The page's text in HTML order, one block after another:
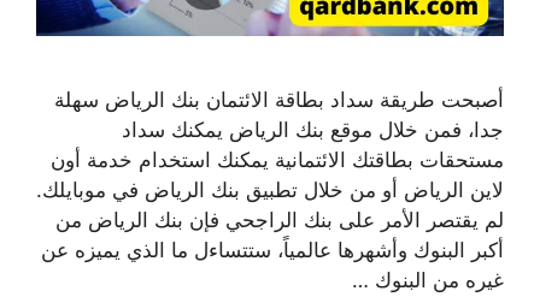
أصبحت طريقة سداد بطاقة الائتمان بنك الرياض سهلة
جدا، فمن خلال موقع بنك الرياض يمكنك سداد
مستحقات بطاقتك الائتمانية يمكنك استخدام خدمة أون
لاين الرياض أو من خلال تطبيق بنك الرياض في موبايلك.
لم يقتصر الأمر على بنك الراجحي فإن بنك الرياض من
أكبر البنوك وأشهرها عالمياً، ستتساءل ما الذي يميزه عن
غيره من البنوك …